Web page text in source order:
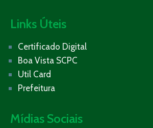
Links Úteis
Certificado Digital
Boa Vista SCPC
Util Card
Prefeitura
Mídias Sociais